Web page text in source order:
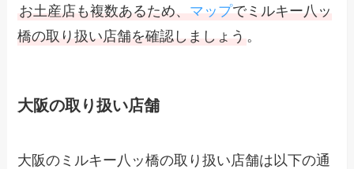
お土産店も複数あるため、 マップでミルキー八ッ
橋の取り扱い店舗を確認しましょう 。
大阪の取り扱い店舗
大阪のミルキー八ッ橋の取り扱い店舗は以下の通